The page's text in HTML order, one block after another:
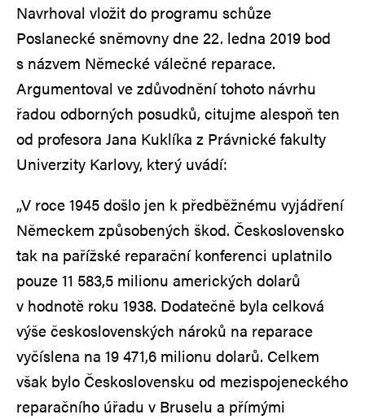
Navrhoval vložit do programu schůze
Poslanecké sněmovny dne 22. ledna 2019 bod
s názvem Německé válečné reparace.
Argumentoval ve zdůvodnění tohoto návrhu
řadou odborných posudků, citujme alespoň ten
od profesora Jana Kuklíka z Právnické fakulty
Univerzity Karlovy, který uvádí:
„V roce 1945 došlo jen k předběžnému vyjádření
Německem způsobených škod. Československo
tak na pařížské reparační konferenci uplatnilo
pouze 11 583,5 milionu amerických dolarů
v hodnotě roku 1938. Dodatečně byla celková
výše československých nároků na reparace
vyčíslena na 19 471,6 milionu dolarů. Celkem
však bylo Československu od mezispojeneckého
reparačního úřadu v Bruselu a přímými